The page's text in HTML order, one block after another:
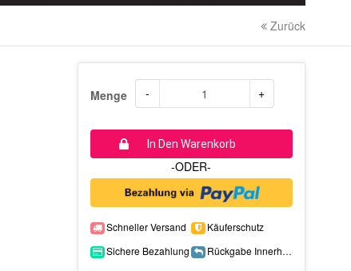
Zurück
Menge - +
In Den Warenkorb
-ODER-
Schneller Versand
Käuferschutz
Sichere Bezahlung
Rückgabe Innerhalb 15 Tage